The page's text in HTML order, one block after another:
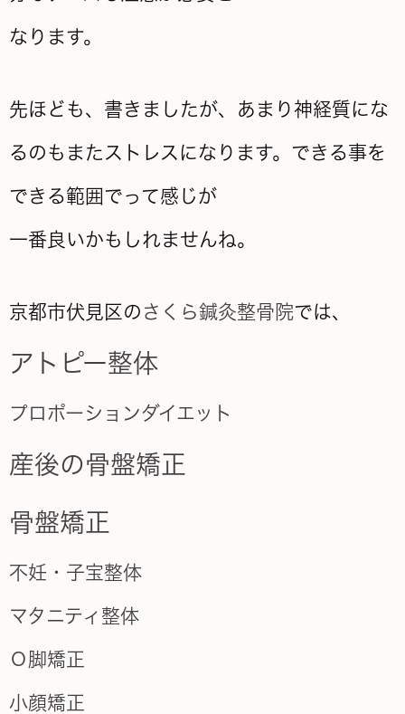
なります。
先ほども、書きましたが、あまり神経質にな
るのもまたストレスになります。できる事を
できる範囲でって感じが
一番良いかもしれませんね。
京都市伏見区の さくら鍼灸整骨院では、
アトピー整体
プロポーションダイエット
産後の骨盤矯正
骨盤矯正
不妊・子宝整体
マタニティ整体
Ｏ脚矯正
小顔矯正